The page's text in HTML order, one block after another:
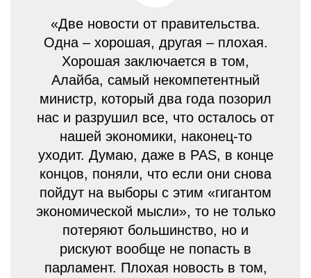
«Две новости от правительства.
Одна – хорошая, другая – плохая.
Хорошая заключается в том,
Алайба, самый некомпетентный
министр, который два года позорил
нас и разрушил все, что осталось от
нашей экономики, наконец-то
уходит. Думаю, даже в PAS, в конце
концов, поняли, что если они снова
пойдут на выборы с этим «гигантом
экономической мысли», то не только
потеряют большинство, но и
рискуют вообще не попасть в
парламент. Плохая новость в том,